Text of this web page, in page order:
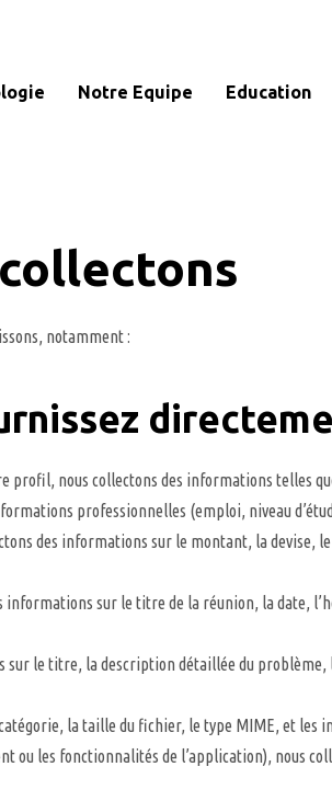
Notre Equipe Education
notamment :
profil, nous collectons des informations telles
professionnelles (emploi, niveau
des informations sur le montant, la
informations sur le titre de la réunion, la date,
sur le titre, la description détaillée du
la taille du fichier, le type MIME, et les
ou les fonctionnalités de l’application), nous